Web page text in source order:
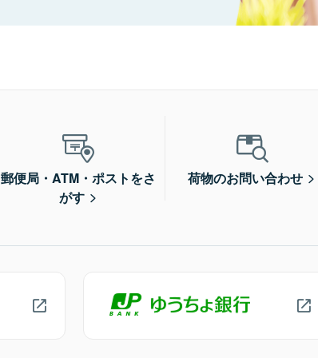
郵便局・ATM・ポストをさ
がす
荷物のお問い合わせ